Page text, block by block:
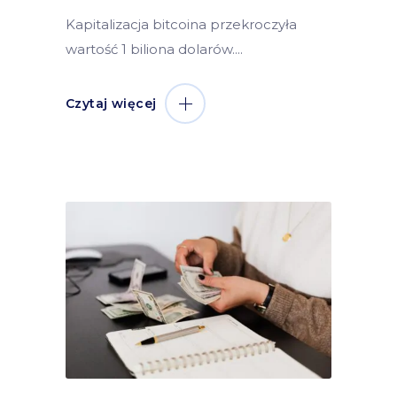
Kapitalizacja bitcoina przekroczyła
wartość 1 biliona dolarów.
Czytaj więcej